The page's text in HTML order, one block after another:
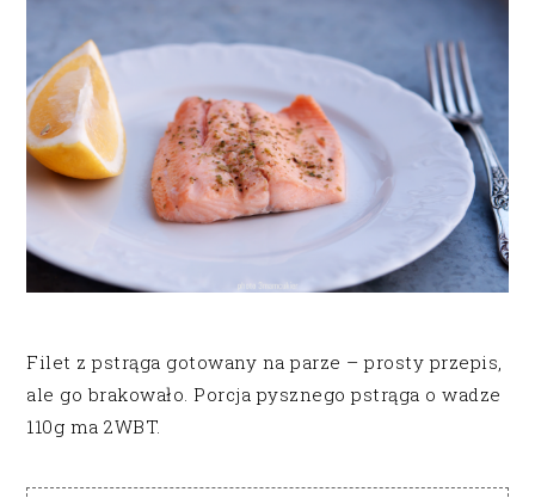
Filet z pstrąga gotowany na parze – prosty przepis,
ale go brakowało. Porcja pysznego pstrąga o wadze
110g ma 2WBT.